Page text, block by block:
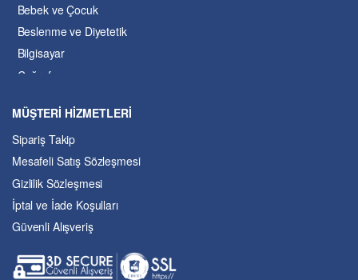
Bebek ve Çocuk
Beslenme ve Diyetetik
Bilgisayar
Coğrafya
Dil ve Edebiyat
Eğitim
Ekonomi ve Finans
Enerji
Felsefe
Fen Bilimleri
Güzel Sanatlar
MÜŞTERİ HİZMETLERİ
Sipariş Takip
Mesafeli Satış Sözleşmesi
Gizlilik Sözleşmesi
İptal ve İade Koşulları
Güvenli Alışveriş